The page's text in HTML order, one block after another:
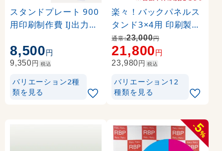
スタンドプレート 900
用印刷制作費 IJ出力＋
工込 【両面印刷】 ※看
板本体別売
8,500円
9,350円 税込
バリエーション2種
類を見る
楽々！バックパネルス
タンド3×4用 印刷製作
代 (※本体別売) トロマ
ット(2枚つなぎ) 正面
のみ 本体同時購入用 (
通常:23,000円
21,800円
23,980円 税込
バリエーション12
種類を見る
-
5
%